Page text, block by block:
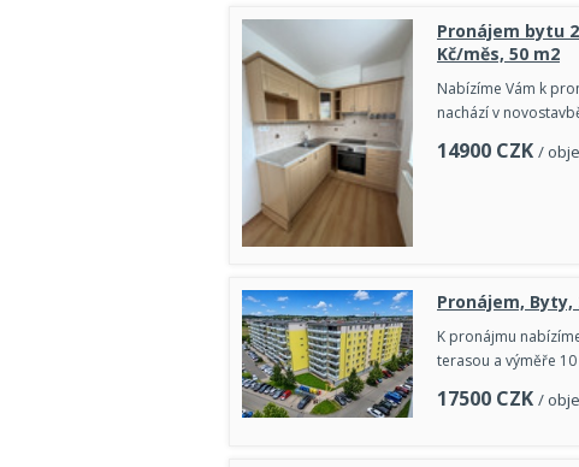
Pronájem bytu
Kč/měs, 50 m2
Nabízíme Vám k
nachází v
14900 CZK /
Pronájem, Byty,
K pronájmu
terasou a výměře
17500 CZK /